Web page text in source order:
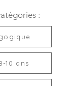
:
10 ans